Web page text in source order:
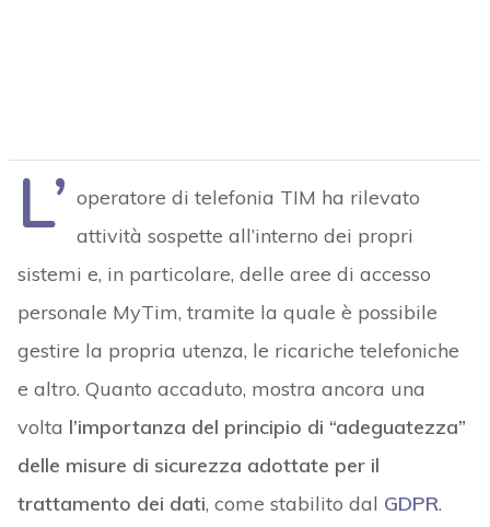
L’ operatore di telefonia TIM ha rilevato
attività sospette all’interno dei propri
sistemi e, in particolare, delle aree di accesso
personale MyTim, tramite la quale è possibile
gestire la propria utenza, le ricariche telefoniche
e altro. Quanto accaduto, mostra ancora una
volta l’importanza del principio di “adeguatezza”
delle misure di sicurezza adottate per il
trattamento dei dati, come stabilito dal GDPR.